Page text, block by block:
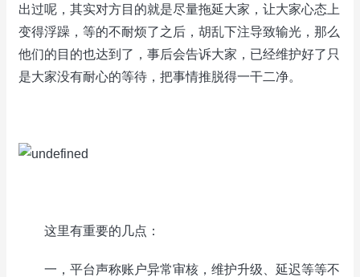
出过呢，其实对方目的就是尽量拖延大家，让大家心态上
变得浮躁，等的不耐烦了之后，胡乱下注导致输光，那么
他们的目的也达到了，事后会告诉大家，已经维护好了只
是大家没有耐心的等待，把事情推脱得一干二净。
这里有重要的几点：
一，平台声称账户异常审核，维护升级、延迟等等不